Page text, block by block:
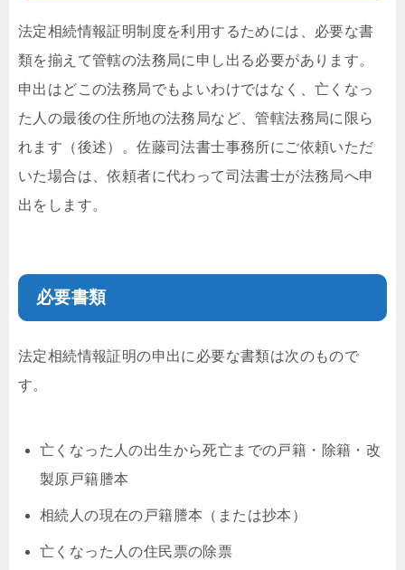
法定相続情報証明制度を利用するためには、必要な書
類を揃えて管轄の法務局に申し出る必要があります。
申出はどこの法務局でもよいわけではなく、亡くなっ
た人の最後の住所地の法務局など、管轄法務局に限ら
れます（後述）。佐藤司法書士事務所にご依頼いただ
いた場合は、依頼者に代わって司法書士が法務局へ申
出をします。
必要書類
法定相続情報証明の申出に必要な書類は次のもので
す。
亡くなった人の出生から死亡までの戸籍・除籍・改
製原戸籍謄本
相続人の現在の戸籍謄本（または抄本）
亡くなった人の住民票の除票